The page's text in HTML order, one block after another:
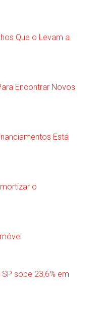
Que o Levam a
Encontrar Novos
Está
o
sobe 23,6% em